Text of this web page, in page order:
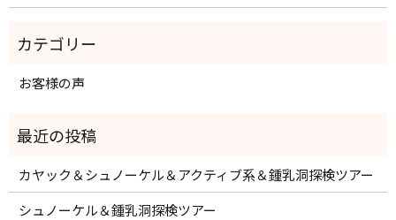
お客様の声
カヤック＆シュノーケル＆アクティブ系＆鍾乳洞探検ツアー
シュノーケル＆鍾乳洞探検ツアー